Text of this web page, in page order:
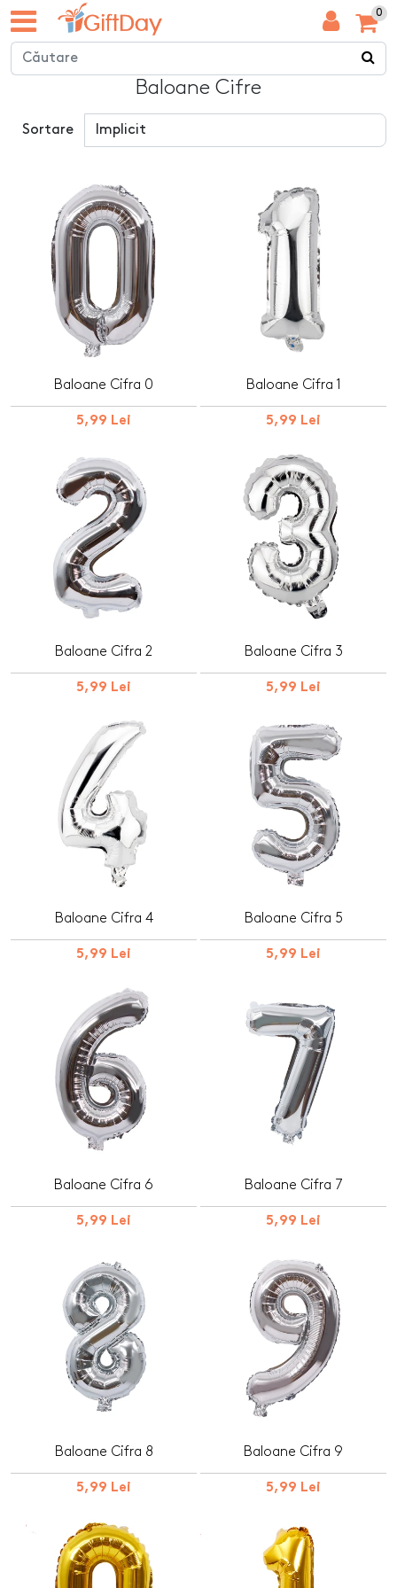
0
Baloane Cifre
Sortare
Baloane Cifra 0
5,99 Lei
Baloane Cifra 1
5,99 Lei
Baloane Cifra 2
5,99 Lei
Baloane Cifra 3
5,99 Lei
Baloane Cifra 4
5,99 Lei
Baloane Cifra 5
5,99 Lei
Baloane Cifra 6
5,99 Lei
Baloane Cifra 7
5,99 Lei
Baloane Cifra 8
5,99 Lei
Baloane Cifra 9
5,99 Lei